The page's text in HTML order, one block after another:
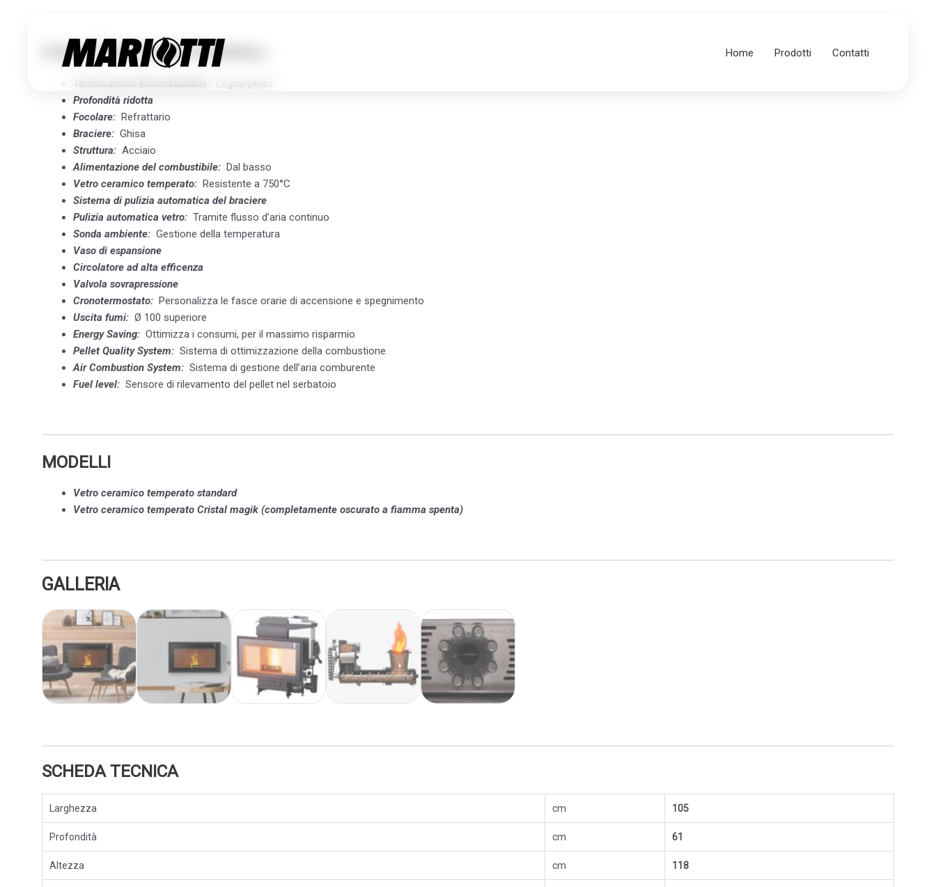
Home Prodotti Contatti
TI SLIM PANORAMA
26
GIROLAMI
CARATTERISTICHE GENERALI
Termocamino Bicombustibile:
Legna/pellet
Profondità ridotta
Focolare: Refrattario
Braciere: Ghisa
Struttura: Acciaio
Alimentazione del combustibile: Dal basso
Vetro ceramico temperato: Resistente a 750°C
Sistema di pulizia automatica del braciere
Pulizia automatica vetro: Tramite flusso d’aria continuo
Sonda ambiente: Gestione della temperatura
Vaso di espansione
Circolatore ad alta efficenza
Valvola sovrapressione
Cronotermostato: Personalizza le fasce orarie di accensione e spegnimento
Uscita fumi: Ø 100 superiore
Energy Saving: Ottimizza i consumi, per il massimo risparmio
Pellet Quality System: Sistema di ottimizzazione della combustione
Air Combustion System: Sistema di gestione dell’aria comburente
Fuel level: Sensore di rilevamento del pellet nel serbatoio
MODELLI
Vetro ceramico temperato standard
Vetro ceramico temperato Cristal magik (completamente oscurato a fiamma spenta)
GALLERIA
SCHEDA TECNICA
Larghezza cm 105
Profondità cm 61
Altezza cm 118